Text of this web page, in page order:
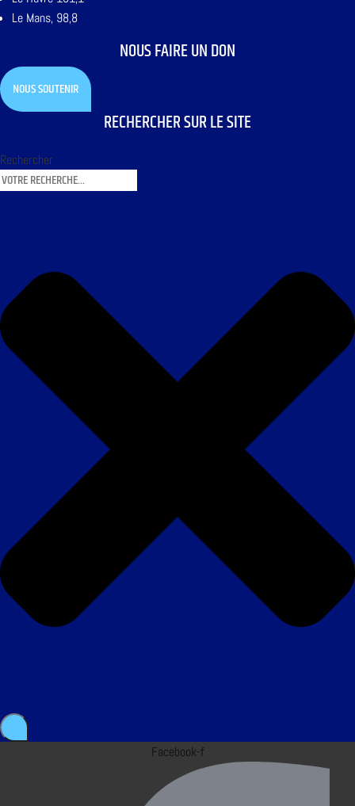
Le Mans, 98,8
NOUS FAIRE UN DON
NOUS SOUTENIR
RECHERCHER SUR LE SITE
Rechercher
Facebook-f